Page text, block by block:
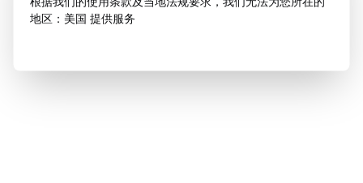
地区：美国 提供服务